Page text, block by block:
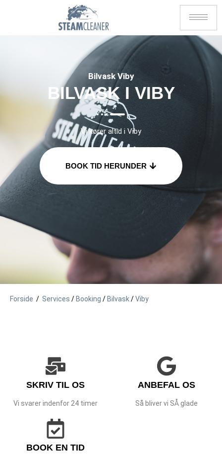
Bilvask Viby
BILVASK I VIBY
Vi kører altid i Viby
BOOK TID HERUNDER
Forside / Services / Booking / Bilvask/Viby
SKRIV TIL OS
Vi svarer indenfor 24 timer
ANBEFAL OS
Så bliver vi SÅ glade
BOOK EN TID